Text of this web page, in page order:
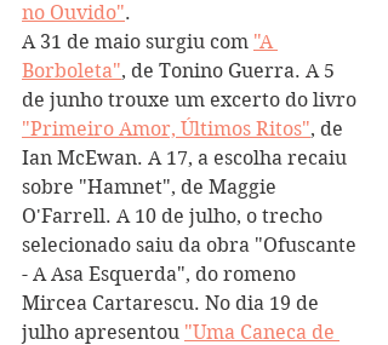
no Ouvido".
A 31 de maio surgiu com "A
Borboleta", de Tonino Guerra. A 5
de junho trouxe um excerto do livro
"Primeiro Amor, Últimos Ritos", de
Ian McEwan. A 17, a escolha recaiu
sobre "Hamnet", de Maggie
O'Farrell. A 10 de julho, o trecho
selecionado saiu da obra "Ofuscante
- A Asa Esquerda", do romeno
Mircea Cartarescu. No dia 19 de
julho apresentou "Uma Caneca de